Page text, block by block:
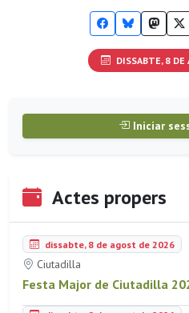
DISSABTE, 8
Iniciar
Actes propers
dissabte, 8 de agost de 2026
Ciutadilla
Festa Major de Ciutadilla